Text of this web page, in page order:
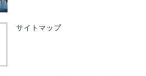
サイトマップ